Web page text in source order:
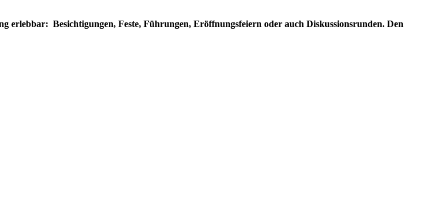
Besichtigungen, Feste, Führungen, Eröffnungsfeiern oder auch Diskussionsrunden. Den